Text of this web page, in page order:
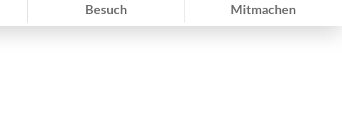
Besuch Mitmachen